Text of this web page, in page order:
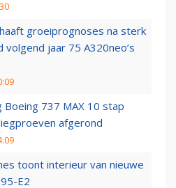
groeiprognoses na sterk
volgend jaar 75 A320neo’s
Boeing 737 MAX 10 stap
afgerond
toont interieur van nieuwe
E2